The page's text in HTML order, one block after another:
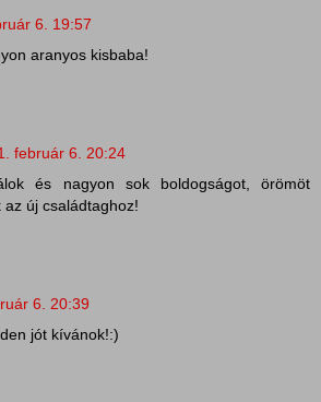
6. 19:57
aranyos kisbaba!
február 6. 20:24
és nagyon sok boldogságot, örömöt
az új családtaghoz!
6. 20:39
jót kívánok!:)